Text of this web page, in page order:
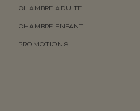
CHAMBRE ADULTE
CHAMBRE ENFANT
PROMOTIONS